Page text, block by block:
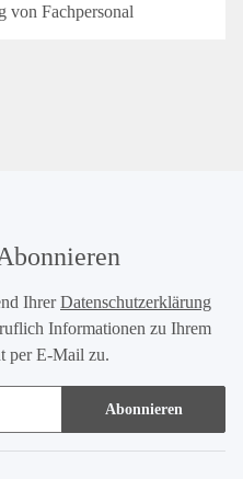
von Fachpersonal
IhrerDatenschutzerklärung
Informationen zu Ihrem
per E-Mail zu.
Abonnieren